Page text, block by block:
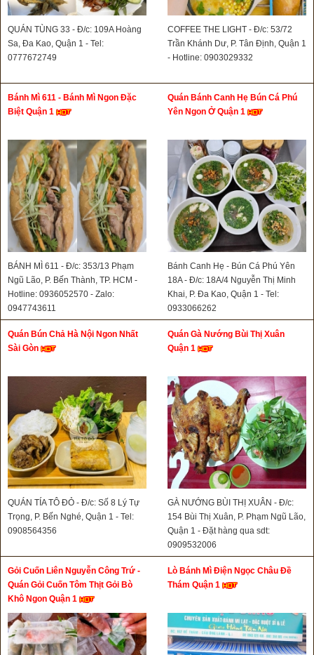
QUÁN TÙNG 33 - Đ/c: 109A Hoàng
Sa, Đa Kao, Quận 1 - Tel:
0777672749
COFFEE THE LIGHT - Đ/c: 53/72
Trần Khánh Dư, P. Tân Định, Quận 1
- Hotline: 0903029332
Bánh Mì 611 - Bánh Mì Ngon Đặc
Biệt Quận 1
BÁNH MÌ 611 - Đ/c: 353/13 Phạm
Ngũ Lão, P. Bến Thành, TP. HCM -
Hotline: 0936052570 - Zalo:
0947743611
Quán Bánh Canh Hẹ Bún Cá Phú
Yên Ngon Ở Quận 1
Bánh Canh Hẹ - Bún Cá Phú Yên
18A - Đ/c: 18A/4 Nguyễn Thị Minh
Khai, P. Đa Kao, Quận 1 - Tel:
0933066262
Quán Bún Chả Hà Nội Ngon Nhất
Sài Gòn
QUÁN TÍA TÔ ĐỎ - Đ/c: Số 8 Lý Tự
Trọng, P. Bến Nghé, Quận 1 - Tel:
0908564356
Quán Gà Nướng Bùi Thị Xuân
Quận 1
GÀ NƯỚNG BÙI THỊ XUÂN - Đ/c:
154 Bùi Thị Xuân, P. Phạm Ngũ Lão,
Quận 1 - Đặt hàng qua sdt:
0909532006
Gỏi Cuốn Liên Nguyễn Công Trứ -
Quán Gỏi Cuốn Tôm Thịt Gỏi Bò
Khô Ngon Quận 1
Lò Bánh Mì Điện Ngọc Châu Đề
Thám Quận 1